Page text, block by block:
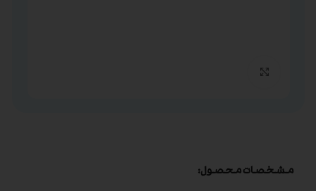
مشخصات محصول: